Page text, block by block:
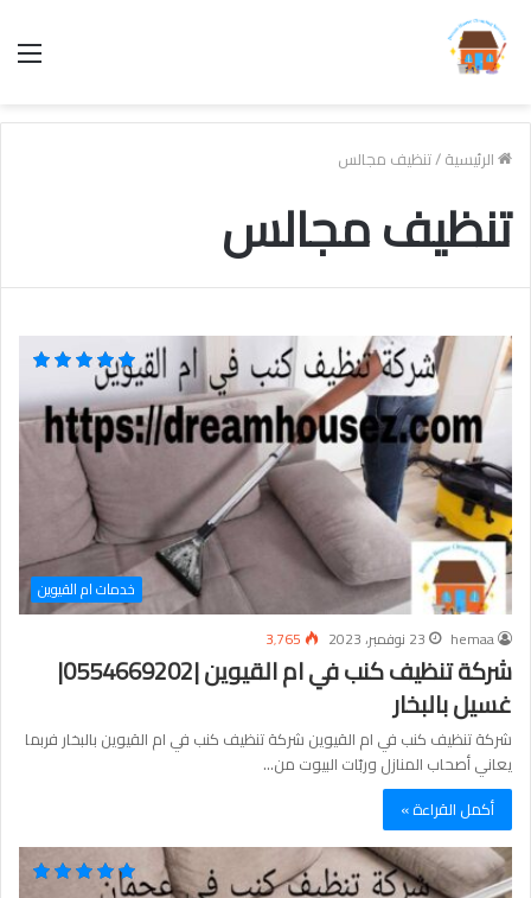
الرئيسية/تنظيف مجالس
تنظيف مجالس
خدمات ام القيوين
hemaa
23 نوفمبر، 2023 3٬765
شركة تنظيف كنب في ام القيوين |0554669202|
غسيل بالبخار
شركة تنظيف كنب في ام القيوين شركة تنظيف كنب في ام القيوين بالبخار فربما
يعاني أصحاب المنازل وربّات البيوت من…
أكمل القراءة »